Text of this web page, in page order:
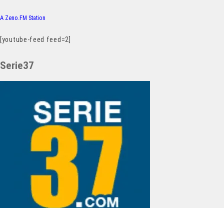
A Zeno.FM Station
[youtube-feed feed=2]
Serie37